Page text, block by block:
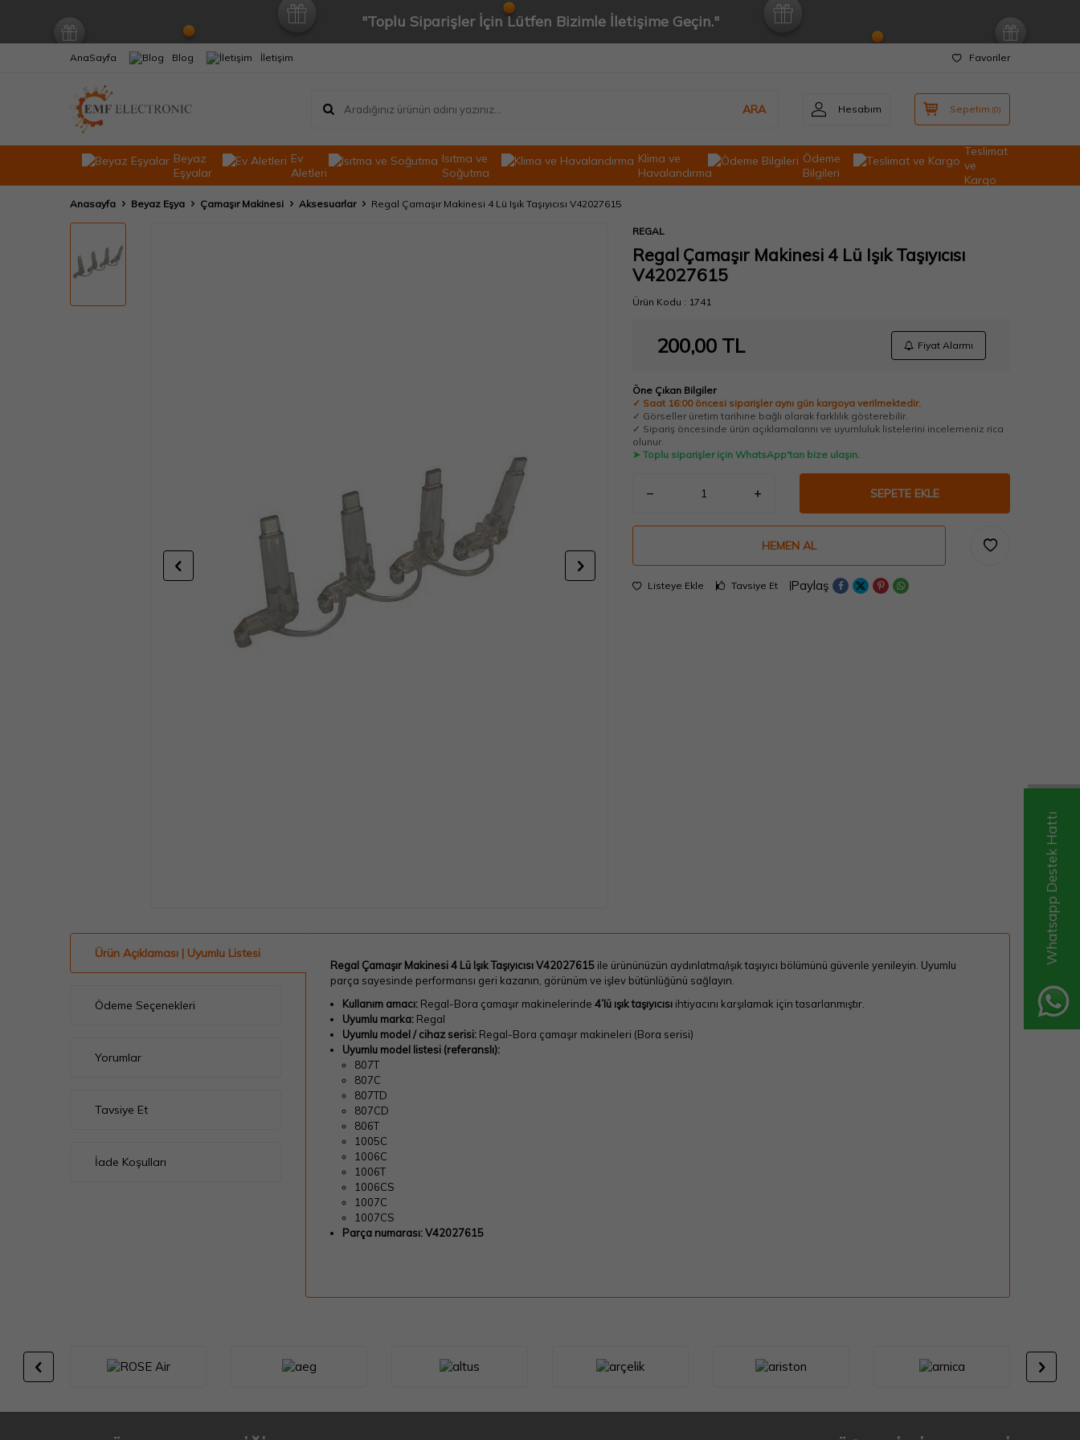
Whatsapp Destek Hattı
"Toplu Siparişler İçin Lütfen Bizimle İletişime Geçin."
AnaSayfa Blog İletişim Favoriler
ARA Hesabım Sepetim (0)
Beyaz
Eşyalar
Ev
Aletleri
Isıtma ve
Soğutma
Klima ve
Havalandırma
Ödeme
Bilgileri
Teslimat
ve
Kargo
Anasayfa Beyaz Eşya Çamaşır Makinesi Aksesuarlar Regal Çamaşır Makinesi 4 Lü Işık Taşıyıcısı V42027615
REGAL
Regal Çamaşır Makinesi 4 Lü Işık Taşıyıcısı
V42027615
Ürün Kodu : 1741
200,00 TL Fiyat Alarmı
Öne Çıkan Bilgiler
✓ Saat 16:00 öncesi siparişler aynı gün kargoya verilmektedir.
✓ Görseller üretim tarihine bağlı olarak farklılık gösterebilir.
✓ Sipariş öncesinde ürün açıklamalarını ve uyumluluk listelerini incelemeniz rica
olunur.
➤ Toplu siparişler için WhatsApp'tan bize ulaşın.
SEPETE EKLE
HEMEN AL
Listeye Ekle Tavsiye Et Paylaş
Ürün Açıklaması | Uyumlu Listesi
Ödeme Seçenekleri
Yorumlar
Tavsiye Et
İade Koşulları
Regal Çamaşır Makinesi 4 Lü Işık Taşıyıcısı V42027615ile ürününüzün aydınlatma/ışık taşıyıcı bölümünü güvenle yenileyin. Uyumlu
parça sayesinde performansı geri kazanın, görünüm ve işlev bütünlüğünü sağlayın.
Kullanım amacı:Regal-Bora çamaşır makinelerinde 4’lü ışık taşıyıcısıihtiyacını karşılamak için tasarlanmıştır.
Uyumlu marka:Regal
Uyumlu model / cihaz serisi:Regal-Bora çamaşır makineleri (Bora serisi)
Uyumlu model listesi (referanslı):
807T
807C
807TD
807CD
806T
1005C
1006C
1006T
1006CS
1007C
1007CS
Parça numarası: V42027615